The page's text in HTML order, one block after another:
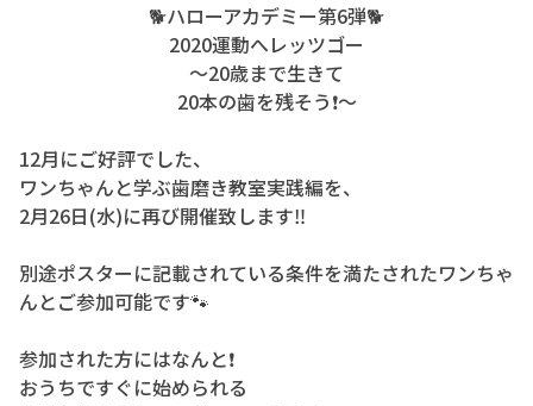
🐕ハローアカデミー第6弾🐕
2020運動へレッツゴー
〜20歳まで生きて
20本の歯を残そう❗️～
12月にご好評でした、
ワンちゃんと学ぶ歯磨き教室実践編を、
2月26日(水)に再び開催致します‼️
別途ポスターに記載されている条件を満たされたワンちゃ
んとご参加可能です🐾
参加された方にはなんと❗️
おうちですぐに始められる